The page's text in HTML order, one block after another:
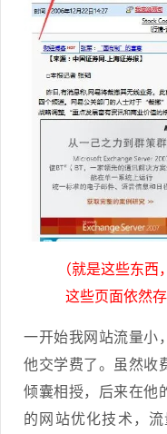
（就是这些东
这些页面依然
一开始我网站流量小
他交学费了。虽然收
倾囊相授，后来在他
的网站优化技术，